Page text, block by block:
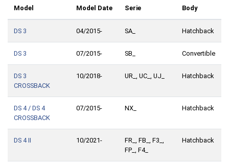
Model Model Date Serie Body
DS 3 04/2015- SA_ Hatchback
DS 3 07/2015- SB_ Convertible
DS 3
CROSSBACK
10/2018- UR_, UC_, UJ_ Hatchback
DS 4 / DS 4
CROSSBACK
07/2015- NX_ Hatchback
DS 4 II 10/2021-
FR_, FB_, F3_,
FP_, F4_
Hatchback